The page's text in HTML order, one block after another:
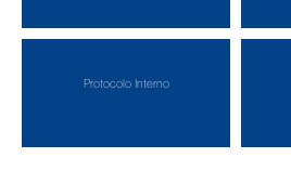
Protocolo Interno